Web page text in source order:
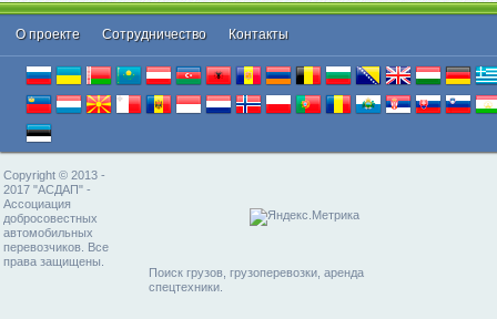
О проекте Cотрудничество Контакты
Copyright © 2013 -
2017 "АСДАП" -
Ассоциация
добросовестных
автомобильных
перевозчиков. Все
права защищены.
Поиск грузов, грузоперевозки, аренда
спецтехники.